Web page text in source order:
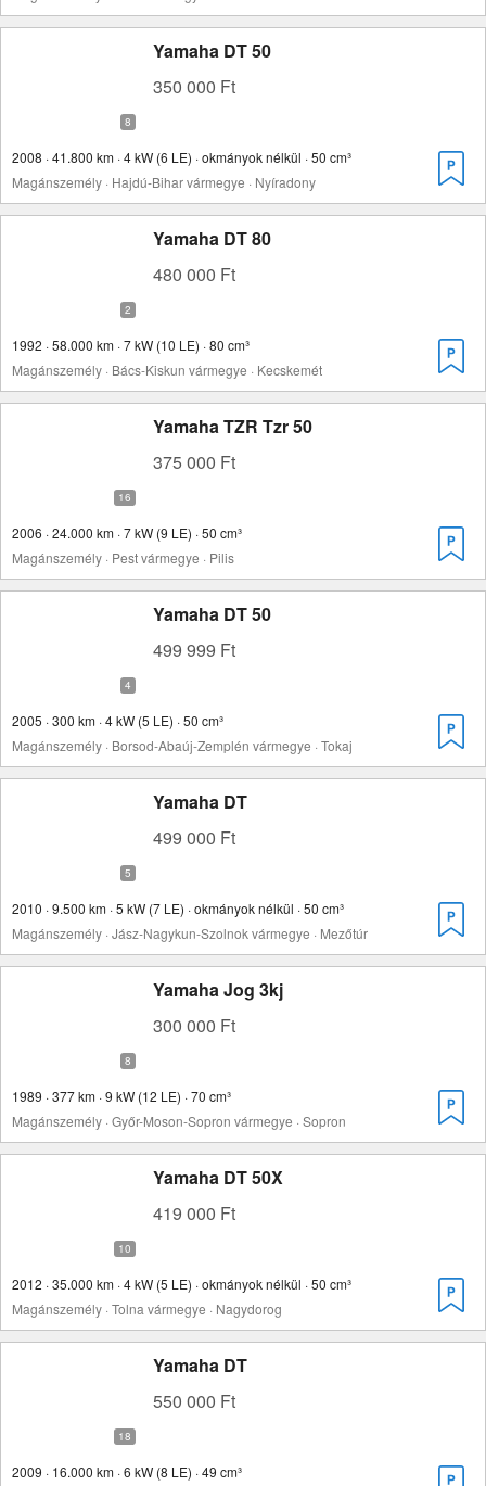
Yamaha DT 50
350 000 Ft
2008 · 41.800 km · 4 kW (6 LE) · okmányok nélkül · 50 cm³
Magánszemély · Hajdú-Bihar vármegye · Nyíradony
Yamaha DT 80
480 000 Ft
1992 · 58.000 km · 7 kW (10 LE) · 80 cm³
Magánszemély · Bács-Kiskun vármegye · Kecskemét
Yamaha TZR Tzr 50
375 000 Ft
2006 · 24.000 km · 7 kW (9 LE) · 50 cm³
Magánszemély · Pest vármegye · Pilis
Yamaha DT 50
499 999 Ft
2005 · 300 km · 4 kW (5 LE) · 50 cm³
Magánszemély · Borsod-Abaúj-Zemplén vármegye · Tokaj
Yamaha DT
499 000 Ft
2010 · 9.500 km · 5 kW (7 LE) · okmányok nélkül · 50 cm³
Magánszemély · Jász-Nagykun-Szolnok vármegye · Mezőtúr
Yamaha Jog 3kj
300 000 Ft
1989 · 377 km · 9 kW (12 LE) · 70 cm³
Magánszemély · Győr-Moson-Sopron vármegye · Sopron
Yamaha DT 50X
419 000 Ft
2012 · 35.000 km · 4 kW (5 LE) · okmányok nélkül · 50 cm³
Magánszemély · Tolna vármegye · Nagydorog
Yamaha DT
550 000 Ft
2009 · 16.000 km · 6 kW (8 LE) · 49 cm³